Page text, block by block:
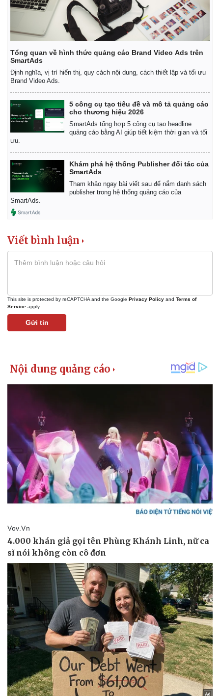
Pháp luật
Vụ án
Tin nóng
Tư vấn luật
Quân sự - Quốc phòng
Vũ khí
Việt Nam
Phân tích
Tổng quan về hình thức quảng cáo Brand Video Ads trên
SmartAds
Định nghĩa, vị trí hiển thị, quy cách nội dung, cách thiết lập và tối ưu
Brand Video Ads.
5 công cụ tạo tiêu đề và mô tả quảng cáo
cho thương hiệu 2026
SmartAds tổng hợp 5 công cụ tạo headline
quảng cáo bằng AI giúp tiết kiệm thời gian và tối
ưu.
Khám phá hệ thống Publisher đối tác của
SmartAds
Tham khảo ngay bài viết sau để nắm danh sách
publisher trong hệ thống quảng cáo của
SmartAds.
Viết bình luận
This site is protected by reCAPTCHA and the Google Privacy Policy and Terms of
Service apply.
Gửi tin